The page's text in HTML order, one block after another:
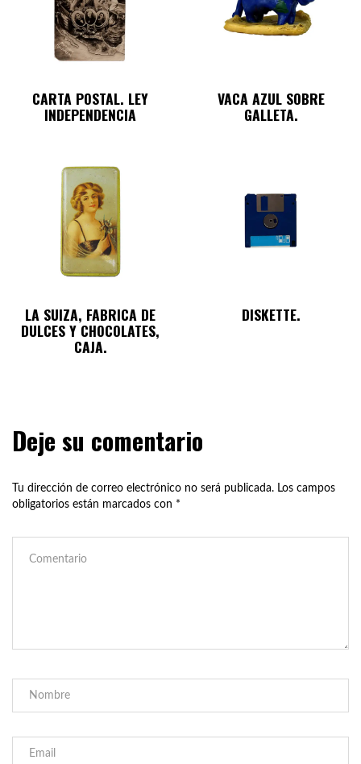
CARTA POSTAL. LEY
INDEPENDENCIA
VACA AZUL SOBRE
GALLETA.
LA SUIZA, FABRICA DE
DULCES Y CHOCOLATES,
CAJA.
DISKETTE.
Deje su comentario
Tu dirección de correo electrónico no será publicada. Los campos
obligatorios están marcados con *